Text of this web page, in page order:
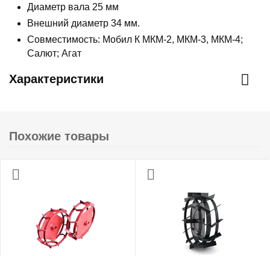
Диаметр вала 25 мм
Внешний диаметр 34 мм.
Совместимость: Мобил К МКМ-2, МКМ-3, МКМ-4;
Салют; Агат
Характеристики
Похожие товары